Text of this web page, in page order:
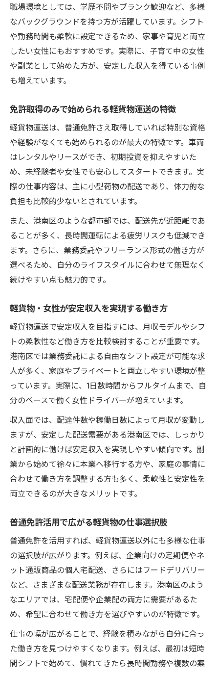
職場環境としては、学歴不問やブランク歓迎など、多様
なバックグラウンドを持つ方が活躍しています。シフト
や勤務時間も柔軟に設定できるため、家事や育児と両立
したい女性にもおすすめです。実際に、子育て中の女性
や副業として始めた方が、安定した収入を得ている事例
も増えています。
免許取得のみで始められる軽貨物運送の特徴
軽貨物運送は、普通免許さえ取得していれば特別な資格
や経験がなくても始められるのが最大の特徴です。車両
はレンタルやリースができ、初期投資を抑えやすいた
め、未経験者や女性でも安心してスタートできます。実
際の仕事内容は、主に小型荷物の配送であり、体力的な
負担も比較的少ないとされています。
また、港南区のような都市部では、配送先が近距離であ
ることが多く、長時間運転による疲労リスクも低減でき
ます。さらに、業務委託やフリーランス形式の働き方が
選べるため、自分のライフスタイルに合わせて無理なく
続けやすい点も魅力的です。
軽貨物・女性が安定収入を実現する働き方
軽貨物運送で安定収入を目指すには、月収モデルやシフ
トの柔軟性など働き方を比較検討することが重要です。
港南区では業務委託による自由なシフト設定が可能な求
人が多く、家庭やプライベートと両立しやすい環境が整
っています。実際に、1日数時間からフルタイムまで、自
分のペースで働く女性ドライバーが増えています。
収入面では、配達件数や稼働日数によって月収が変動し
ますが、安定した配送需要がある港南区では、しっかり
と計画的に働けば安定収入を実現しやすい傾向です。副
業から始めて徐々に本業へ移行する方や、家庭の事情に
合わせて働き方を調整する方も多く、柔軟性と安定性を
両立できるのが大きなメリットです。
普通免許活用で広がる軽貨物の仕事選択肢
普通免許を活用すれば、軽貨物運送以外にも多様な仕事
の選択肢が広がります。例えば、企業向けの定期便やネ
ット通販商品の個人宅配送、さらにはフードデリバリー
など、さまざまな配送業務が存在します。港南区のよう
なエリアでは、宅配便や企業配の両方に需要があるた
め、希望に合わせて働き方を選びやすいのが特徴です。
仕事の幅が広がることで、経験を積みながら自分に合っ
た働き方を見つけやすくなります。例えば、最初は短時
間シフトで始めて、慣れてきたら長時間勤務や複数の案